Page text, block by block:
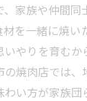
家族や仲間同
材を一緒に焼い
やりを育むか
の焼肉店では、
わい方が家族団